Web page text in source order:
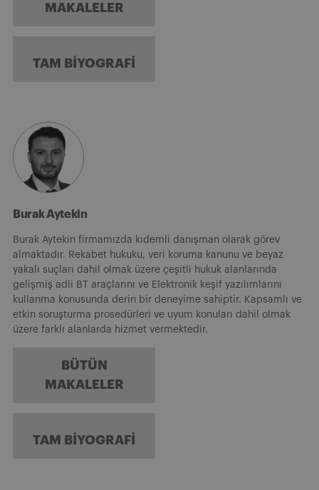
MAKALELER
TAM BIYOGRAFI
Burak Aytekin
Burak Aytekin firmamızda kıdemli danışman olarak görev
almaktadır. Rekabet hukuku, veri koruma kanunu ve beyaz
yakalı suçları dahil olmak üzere çeşitli hukuk alanlarında
gelişmiş adli BT araçlarını ve Elektronik keşif yazılımlarını
kullanma konusunda derin bir deneyime sahiptir. Kapsamlı ve
etkin soruşturma prosedürleri ve uyum konuları dahil olmak
üzere farklı alanlarda hizmet vermektedir.
BÜTÜN
MAKALELER
TAM BIYOGRAFI